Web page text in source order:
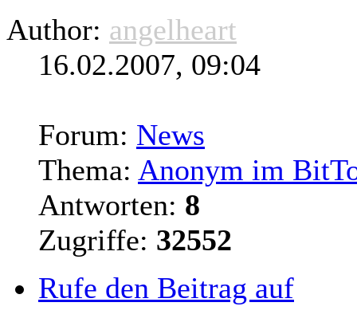
Author: angelheart
16.02.2007, 09:04
Forum: News
Thema: Anonym im
Antworten: 8
Zugriffe: 32552
Rufe den Beitrag auf